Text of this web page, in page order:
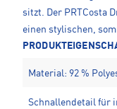
sitzt. Der PRTCosta
einen stylischen,
Material: 92 %
Schnallendetail für